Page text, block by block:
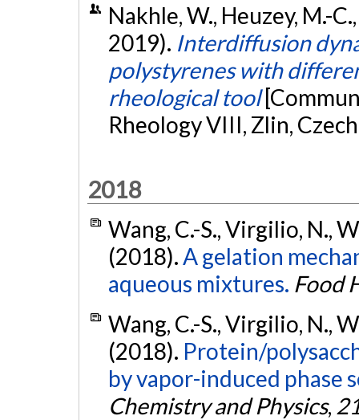
Nakhle, W., Heuzey, M.-
2019). Interdiffusion
polystyrenes with
rheological tool
Rheology VIII, Zlin,
2018
Wang, C.-S., Virgilio, N.,
(2018).A gelation
aqueous mixtures. Food
Wang, C.-S., Virgilio, N.,
(2018). Protein/
by vapor-induced phase
Chemistry and Physics,